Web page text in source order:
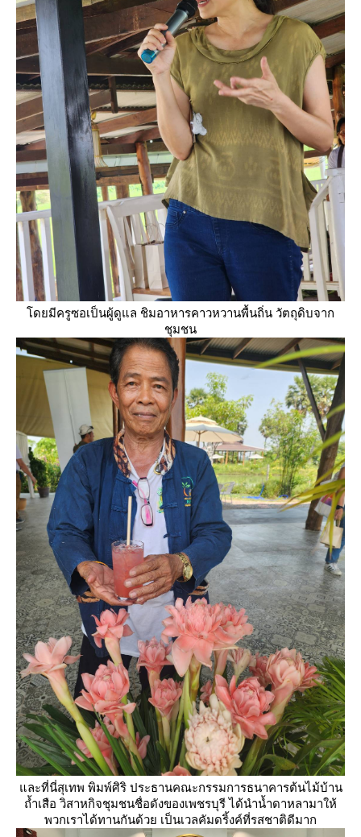
ดยมีครูซอเป็นผู้ดูแล ชิมอาหารคาวหวานพื้นถิ่น วัตถุดิบจาก
ชุมชน
ละที่นี่สุเทพ พิมพ์ศิริ ประธานคณะกรรมการธนาคารต้นไม้บ้าน
ถ้ำเสือ วิสาหกิจชุมชนชื่อดังของเพชรบุรี ได้นำน้ำดาหลามาให้
พวกเราได้ทานกันด้วย เป็นเวลคัมดริ้งค์ที่รสชาติดีมาก